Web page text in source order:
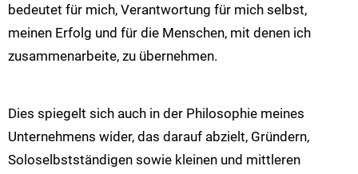
bedeutet für mich, Verantwortung für mich selbst,
meinen Erfolg und für die Menschen, mit denen ich
zusammenarbeite, zu übernehmen.
Dies spiegelt sich auch in der Philosophie meines
Unternehmens wider, das darauf abzielt, Gründern,
Soloselbstständigen sowie kleinen und mittleren